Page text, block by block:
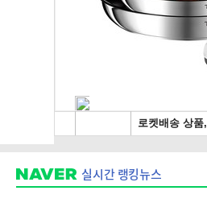
실시간 랭킹뉴스